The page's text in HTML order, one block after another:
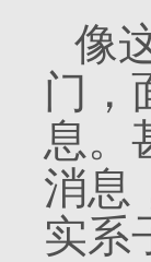
像
门，
息。
消息
实系